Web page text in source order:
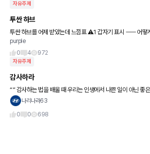
자유주제
투싼 하브
투싼 하브를 어제 받았는데 느낌표 ⚠️1 갑자기 표시 ㅡㅡ 어떻게 해
purple
0
4 972
자유주제
감사하라
“” 감사하는 법을 배울 때 우리는 인생에서 나쁜 일이 아닌 좋
는 것이다.. “”
나리나라63
0
0 698